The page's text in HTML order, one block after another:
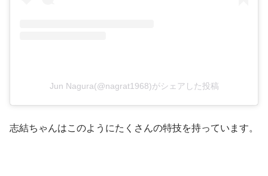
Jun Nagura(@nagrat1968)がシェアした投稿
志結ちゃんはこのようにたくさんの特技を持っています。